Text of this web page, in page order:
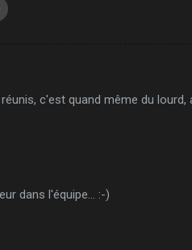
c'est quand même du lourd,
dans l'équipe... :-)